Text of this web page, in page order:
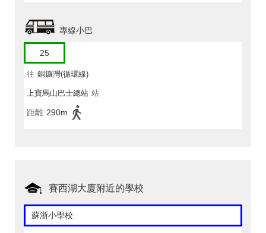
專線小巴
25
往 銅鑼灣(循環線)
上寶馬山巴士總站 站
距離 290m
賽西湖大廈附近的學校
蘇浙小學校